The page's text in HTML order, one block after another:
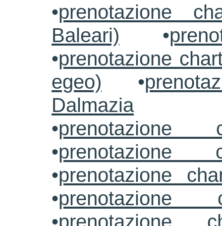
•prenotazione
Baleari) •
•prenotazione
egeo) •
Dalmazia
•prenotazione
•prenotazione
•prenotazione
•prenotazione